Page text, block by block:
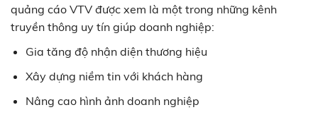
quảng cáo VTV được xem là một trong những kênh
truyền thông uy tín giúp doanh nghiệp:
Gia tăng độ nhận diện thương hiệu
Xây dựng niềm tin với khách hàng
Nâng cao hình ảnh doanh nghiệp